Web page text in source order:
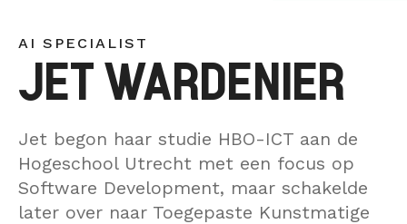
CONTACT
Heptagon
Interim
AI SPECIALIST
JET WARDENIER
Jet begon haar studie HBO-ICT aan de
Hogeschool Utrecht met een focus op
Software Development, maar schakelde
later over naar Toegepaste Kunstmatige